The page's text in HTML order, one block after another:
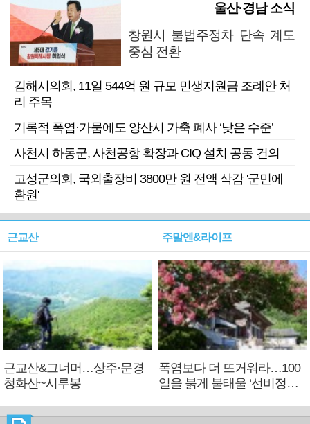
울산·경남 소식
창원시 불법주정차 단속 계도
중심 전환
김해시의회, 11일 544억 원 규모 민생지원금 조례안 처
리 주목
기록적 폭염·가뭄에도 양산시 가축 폐사 ‘낮은 수준’
사천시 하동군, 사천공항 확장과 CIQ 설치 공동 건의
고성군의회, 국외출장비 3800만 원 전액 삭감 '군민에
환원'
근교산
근교산&그너머…상주·문경
청화산~시루봉
주말엔&라이프
폭염보다 더 뜨거워라…100
일을 붉게 불태울 ‘선비정신’